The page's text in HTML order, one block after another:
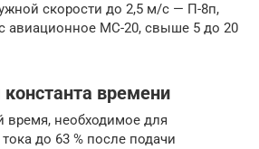
скорости до 2,5 м/с — П-8п,
авиационное МС-20, свыше 5 до 20
времени
время, необходимое для
до 63 % после подачи